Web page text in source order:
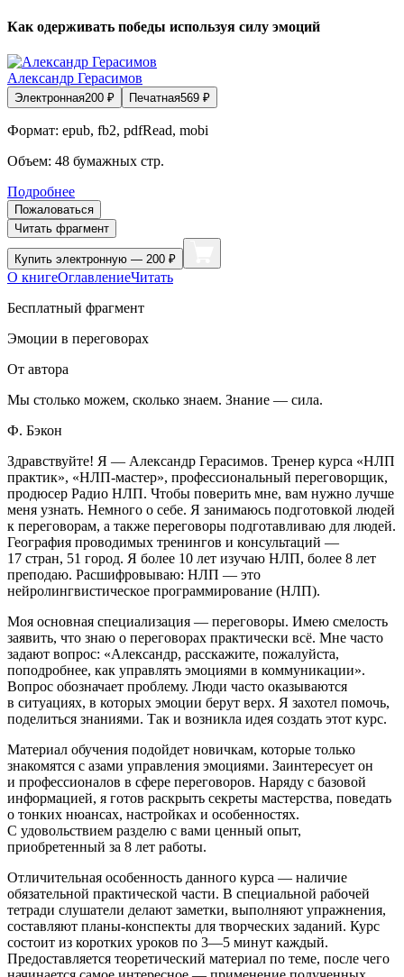
Как одерживать победы используя силу эмоций
Александр Герасимов
Электронная200 ₽ Печатная569 ₽
Формат: epub, fb2, pdfRead, mobi
Объем: 48 бумажных стр.
Подробнее
Пожаловаться
Читать фрагмент
Купить электронную — 200 ₽
О книгеОглавлениеЧитать
Бесплатный фрагмент
Эмоции в переговорах
От автора
Мы столько можем, сколько знаем. Знание — сила.
Ф. Бэкон
Здравствуйте! Я — Александр Герасимов. Тренер курса «НЛП
практик», «НЛП-мастер», профессиональный переговорщик,
продюсер Радио НЛП. Чтобы поверить мне, вам нужно лучше
меня узнать. Немного о себе. Я занимаюсь подготовкой людей
к переговорам, а также переговоры подготавливаю для людей.
География проводимых тренингов и консультаций —
17 стран, 51 город. Я более 10 лет изучаю НЛП, более 8 лет
преподаю. Расшифровываю: НЛП — это
нейролингвистическое программирование (НЛП).
Моя основная специализация — переговоры. Имею смелость
заявить, что знаю о переговорах практически всё. Мне часто
задают вопрос: «Александр, расскажите, пожалуйста,
поподробнее, как управлять эмоциями в коммуникации».
Вопрос обозначает проблему. Люди часто оказываются
в ситуациях, в которых эмоции берут верх. Я захотел помочь,
поделиться знаниями. Так и возникла идея создать этот курс.
Материал обучения подойдет новичкам, которые только
знакомятся с азами управления эмоциями. Заинтересует он
и профессионалов в сфере переговоров. Наряду с базовой
информацией, я готов раскрыть секреты мастерства, поведать
о тонких нюансах, настройках и особенностях.
С удовольствием разделю с вами ценный опыт,
приобретенный за 8 лет работы.
Отличительная особенность данного курса — наличие
обязательной практической части. В специальной рабочей
тетради слушатели делают заметки, выполняют упражнения,
составляют планы-конспекты для творческих заданий. Курс
состоит из коротких уроков по 3—5 минут каждый.
Предоставляется теоретический материал по теме, после чего